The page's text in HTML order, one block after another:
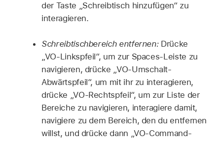
der Taste „Schreibtisch hinzufügen“ zu
interagieren.
Schreibtischbereich entfernen:Drücke
„VO-Linkspfeil“, um zur Spaces-Leiste zu
navigieren, drücke „VO-Umschalt-
Abwärtspfeil“, um mit ihr zu interagieren,
drücke „VO-Rechtspfeil“, um zur Liste der
Bereiche zu navigieren, interagiere damit,
navigiere zu dem Bereich, den du entfernen
willst, und drücke dann „VO-Command-